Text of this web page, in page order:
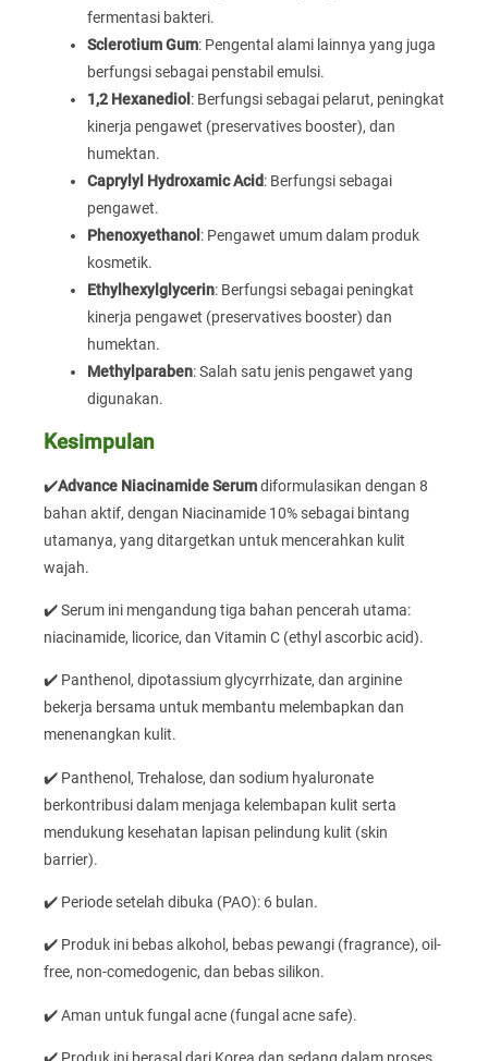
fermentasi bakteri.
Sclerotium Gum: Pengental alami lainnya yang juga
berfungsi sebagai penstabil emulsi.
1,2 Hexanediol: Berfungsi sebagai pelarut, peningkat
kinerja pengawet (preservatives booster), dan
humektan.
Caprylyl Hydroxamic Acid: Berfungsi sebagai
pengawet.
Phenoxyethanol: Pengawet umum dalam produk
kosmetik.
Ethylhexylglycerin: Berfungsi sebagai peningkat
kinerja pengawet (preservatives booster) dan
humektan.
Methylparaben: Salah satu jenis pengawet yang
digunakan.
Kesimpulan
✔️Advance Niacinamide Serumdiformulasikan dengan 8
bahan aktif, dengan Niacinamide 10% sebagai bintang
utamanya, yang ditargetkan untuk mencerahkan kulit
wajah.
✔️ Serum ini mengandung tiga bahan pencerah utama:
niacinamide, licorice, dan Vitamin C (ethyl ascorbic acid).
✔️ Panthenol, dipotassium glycyrrhizate, dan arginine
bekerja bersama untuk membantu melembapkan dan
menenangkan kulit.
✔️ Panthenol, Trehalose, dan sodium hyaluronate
berkontribusi dalam menjaga kelembapan kulit serta
mendukung kesehatan lapisan pelindung kulit (skin
barrier).
✔️ Periode setelah dibuka (PAO): 6 bulan.
✔️ Produk ini bebas alkohol, bebas pewangi (fragrance), oil-
free, non-comedogenic, dan bebas silikon.
✔️ Aman untuk fungal acne (fungal acne safe).